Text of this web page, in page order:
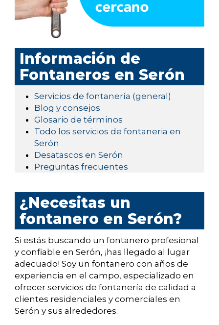
Información de
Fontaneros en Serón
Servicios de fontanería (general)
Blog y consejos
Glosario de términos
Todo los servicios de fontaneria en
Serón
Desatascos en Serón
Preguntas frecuentes
¿Necesitas un
fontanero en Serón?
Si estás buscando un fontanero profesional
y confiable en Serón, ¡has llegado al lugar
adecuado! Soy un fontanero con años de
experiencia en el campo, especializado en
ofrecer servicios de fontanería de calidad a
clientes residenciales y comerciales en
Serón y sus alrededores.